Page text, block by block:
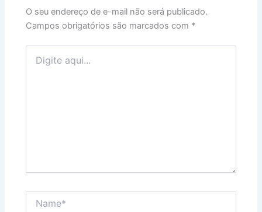
O seu endereço de e-mail não será publicado.
Campos obrigatórios são marcados com *
aqui...